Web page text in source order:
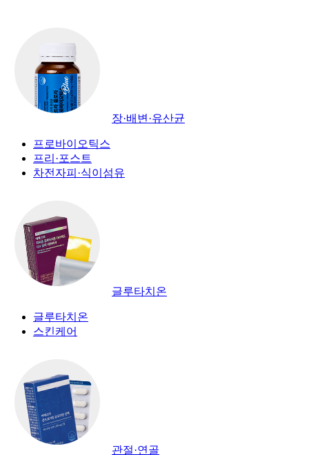
장·배변·유산균
프로바이오틱스
프리·포스트
차전자피·식이섬유
글루타치온
글루타치온
스킨케어
관절·연골